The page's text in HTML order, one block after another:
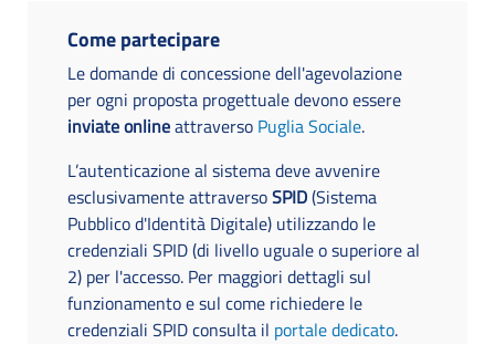
Come partecipare
Le domande di concessione dell'agevolazione
per ogni proposta progettuale devono essere
inviate onlineattraverso Puglia Sociale.
L’autenticazione al sistema deve avvenire
esclusivamente attraversoSPID(Sistema
Pubblico d'Identità Digitale) utilizzando le
credenziali SPID (di livello uguale o superiore al
2) per l'accesso. Per maggiori dettagli sul
funzionamento e sul come richiedere le
credenziali SPID consulta il portale dedicato.